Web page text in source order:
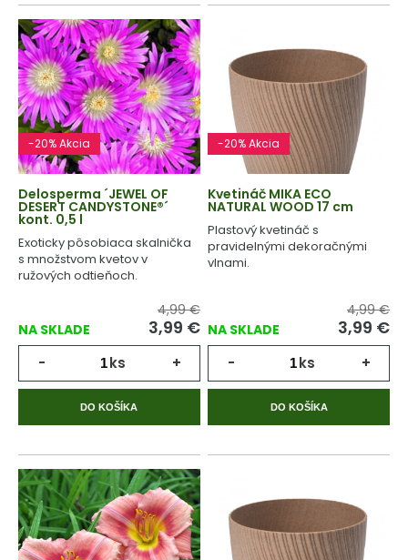
-20% Akcia
Delosperma ´JEWEL OF
DESERT CANDYSTONE®´
kont. 0,5 l
Exoticky pôsobiaca skalnička
s množstvom kvetov v
ružových odtieňoch.
NA SKLADE
4,99 €
3,99 €
- ks +
DO KOŠÍKA
-20% Akcia
Kvetináč MIKA ECO
NATURAL WOOD 17 cm
Plastový kvetináč s
pravidelnými dekoračnými
vlnami.
NA SKLADE
4,99 €
3,99 €
- ks +
DO KOŠÍKA